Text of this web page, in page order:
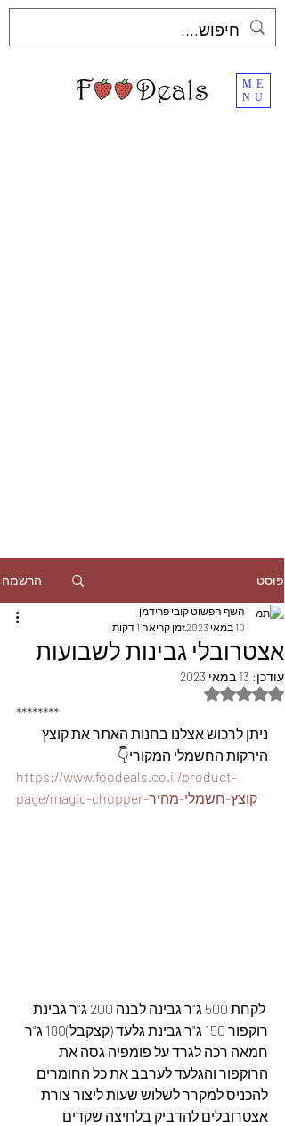
ME
NU
פוסט הרשמה
אצטרובלי גבינות לשבועות
השף הפשוט קובי פרידמן
10 במאי 2023
זמן קריאה 1 דקות
עודכן: 13 במאי 2023
דירוג של NaN מתוך 5 כוכבים
********
ניתן לרכוש אצלנו בחנות האתר את קוצץ
הירקות החשמלי המקורי👇
https://www.foodeals.co.il/product-
page/magic-chopper-קוצץ-חשמלי-מהיר
לקחת 500 ג"ר גבינה לבנה 200 ג"ר גבינת
רוקפור 150 ג"ר גבינת גלעד (קצקבל)180 ג"ר
חמאה רכה לגרד על פומפיה גסה את
הרוקפור והגלעד לערבב את כל החומרים
להכניס למקרר לשלוש שעות ליצור צורת
אצטרובלים להדביק בלחיצה שקדים